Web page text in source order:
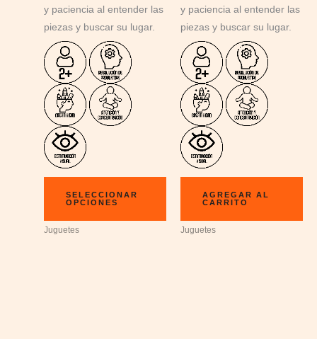
y paciencia al entender las
piezas y buscar su lugar.
SELECCIONAR
OPCIONES
Juguetes
y paciencia al entender las
piezas y buscar su lugar.
AGREGAR AL
CARRITO
Juguetes